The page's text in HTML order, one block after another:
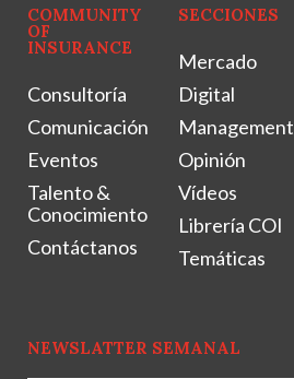
COMMUNITY
OF
INSURANCE
Consultoría
Comunicación
Eventos
Talento &
Conocimiento
Contáctanos
SECCIONES
Mercado
Digital
Management
Opinión
Vídeos
Librería COI
Temáticas
NEWSLATTER SEMANAL